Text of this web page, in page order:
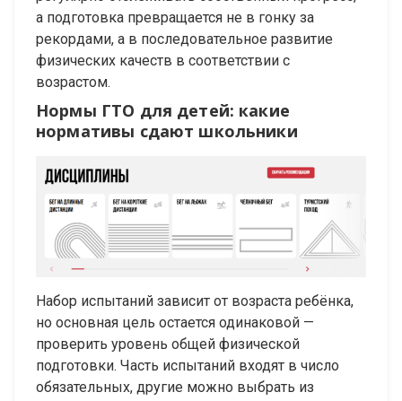
а подготовка превращается не в гонку за
рекордами, а в последовательное развитие
физических качеств в соответствии с
возрастом.
Нормы ГТО для детей: какие
нормативы сдают школьники
Набор испытаний зависит от возраста ребёнка,
но основная цель остается одинаковой —
проверить уровень общей физической
подготовки. Часть испытаний входят в число
обязательных, другие можно выбрать из